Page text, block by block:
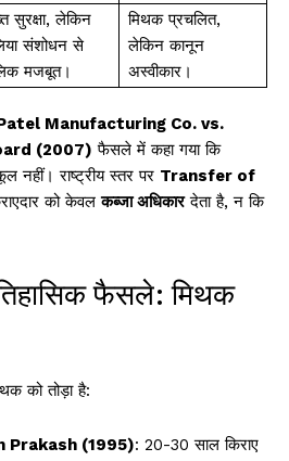
सुरक्षा, लेकिन
संशोधन से
मजबूत।
मिथक प्रचलित,
लेकिन कानून
अस्वीकार।
Manufacturing Co. vs.
(2007) फैसले में कहा गया कि
नहीं। राष्ट्रीय स्तर पर Transfer of
को केवलकब्जा अधिकारदेता है, न कि
फैसले: मिथक
को तोड़ा है:
Prakash (1995): 20-30 साल किराए